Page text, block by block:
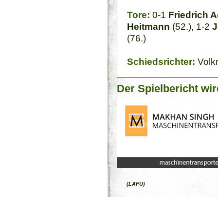
Tore: 0-1 Friedrich
Heitmann (52.), 1-2
(76.)
Schiedsrichter:
Der Spielbericht
(LAFU)